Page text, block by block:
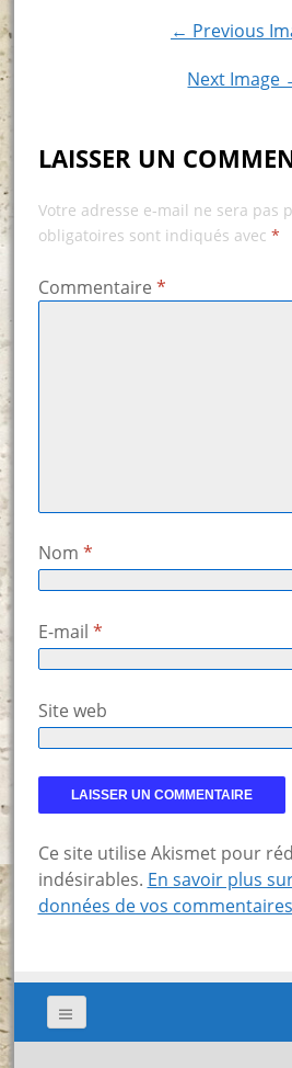
← Previous
Next Image
LAISSER UN
Votre adresse e-mail ne sera pas
obligatoires sont indiqués avec *
Commentaire *
Nom *
E-mail *
Site web
Ce site utilise Akismet pour
indésirables. En savoir plus
données de vos